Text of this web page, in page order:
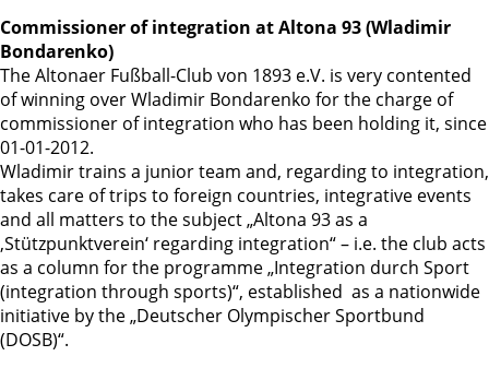
Commissioner of integration at Altona 93 (Wladimir
Bondarenko)
The Altonaer Fußball-Club von 1893 e.V. is very contented
of winning over Wladimir Bondarenko for the charge of
commissioner of integration who has been holding it, since
01-01-2012.
Wladimir trains a junior team and, regarding to integration,
takes care of trips to foreign countries, integrative events
and all matters to the subject „Altona 93 as a
‚Stützpunktverein‘ regarding integration“ – i.e. the club acts
as a column for the programme „Integration durch Sport
(integration through sports)“, established as a nationwide
initiative by the „Deutscher Olympischer Sportbund
(DOSB)“.